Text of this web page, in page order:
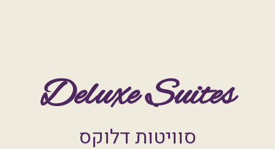
Deluxe Suites
סוויטות דלוקס